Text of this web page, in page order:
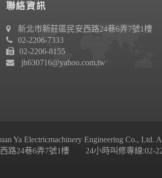
聯絡資訊
新北市新莊區民安西路24巷6弄7號1樓
02-2206-7333
02-2206-8155
jh630716@yahoo.com.tw
Ya Electricmachinery Engineering Co., Ltd.
路24巷6弄7號1樓 24小時叫修專線:02-